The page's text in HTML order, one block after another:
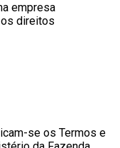
empresa
direitos
se os Termos e